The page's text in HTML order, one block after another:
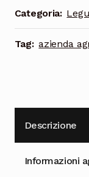
Categoria:
Tag: azienda
Descrizione
Informazioni